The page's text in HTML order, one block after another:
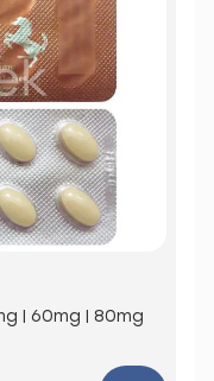
| 60mg | 80mg